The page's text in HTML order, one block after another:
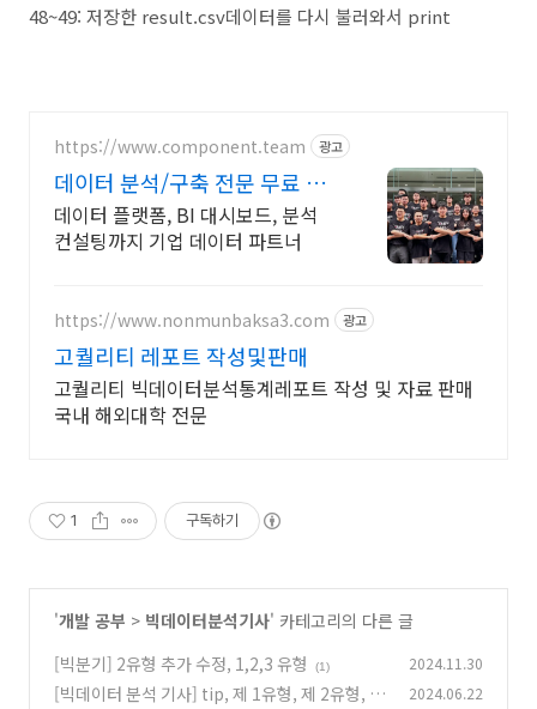
48~49: 저장한 result.csv데이터를 다시 불러와서 print
https://www.component.team 광고
데이터 분석/구축 전문 무료 견
적&컨설팅 받기
데이터 플랫폼, BI 대시보드, 분석
컨설팅까지 기업 데이터 파트너
https://www.nonmunbaksa3.com 광고
고퀄리티 레포트 작성및판매
고퀄리티 빅데이터분석통계레포트 작성 및 자료 판매
국내 해외대학 전문
1 구독하기
'개발 공부 > 빅데이터분석기사' 카테고리의 다른 글
[빅분기] 2유형 추가 수정, 1,2,3 유형
(1) 2024.11.30
[빅데이터 분석 기사] tip, 제 1유형, 제 2유형, 제
2024.06.22